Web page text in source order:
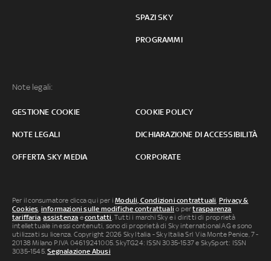
SPAZI SKY
PROGRAMMI
Note legali:
GESTIONE COOKIE COOKIE POLICY
NOTE LEGALI DICHIARAZIONE DI ACCESSIBILITÀ
OFFERTA SKY MEDIA CORPORATE
Per il consumatore clicca qui per iModuli, Condizioni contrattuali Privacy &
Cookies informazioni sulle modifiche contrattuali o pertrasparenza
tariffaria ,assistenza econtatti . Tutti i marchi Sky e i diritti di proprietà
intellettuale in essi contenuti, sono di proprietà di Sky international AG e sono
utilizzati su licenza. Copyright 2026 Sky Italia - Sky Italia Srl Via Monte Penice, 7 -
20138 Milano P.IVA 04619241005. SkyTG24: ISSN 3035-1537 e SkySport: ISSN
3035-1545.Segnalazione Abusi